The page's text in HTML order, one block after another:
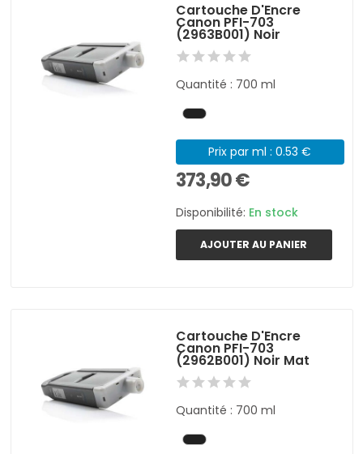
Cartouche D'Encre
Canon PFI-703
(2963B001) Noir
Quantité : 700 ml
Prix par ml : 0.53 €
373,90 €
Disponibilité: En stock
AJOUTER AU PANIER
Cartouche D'Encre
Canon PFI-703
(2962B001) Noir Mat
Quantité : 700 ml